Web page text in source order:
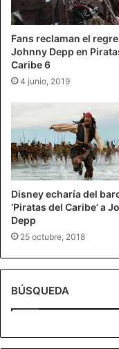
Fans reclaman el
Johnny Depp en
Caribe 6
4 junio, 2019
Disney echaría del
‘Piratas del Caribe’ a
Depp
25 octubre, 2018
BÚSQUEDA